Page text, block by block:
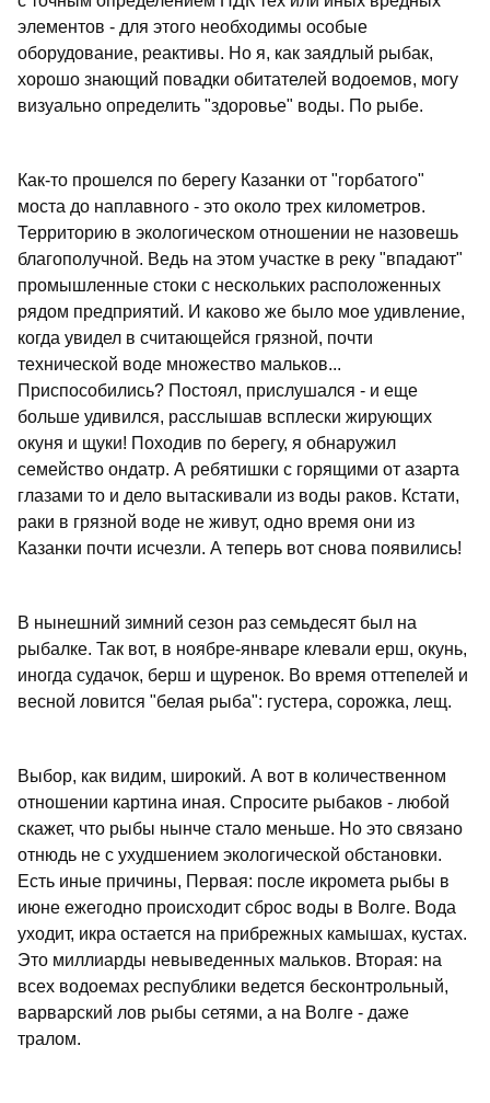
элементов - для этого необходимы особые
оборудование, реактивы. Но я, как заядлый рыбак,
хорошо знающий повадки обитателей водоемов, могу
визуально определить "здоровье" воды. По рыбе.
Как-то прошелся по берегу Казанки от "горбатого"
моста до наплавного - это около трех километров.
Территорию в экологическом отношении не назовешь
благополучной. Ведь на этом участке в реку "впадают"
промышленные стоки с нескольких расположенных
рядом предприятий. И каково же было мое удивление,
когда увидел в считающейся грязной, почти
технической воде множество мальков...
Приспособились? Постоял, прислушался - и еще
больше удивился, расслышав всплески жирующих
окуня и щуки! Походив по берегу, я обнаружил
семейство ондатр. А ребятишки с горящими от азарта
глазами то и дело вытаскивали из воды раков. Кстати,
раки в грязной воде не живут, одно время они из
Казанки почти исчезли. А теперь вот снова появились!
В нынешний зимний сезон раз семьдесят был на
рыбалке. Так вот, в ноябре-январе клевали ерш, окунь,
иногда судачок, берш и щуренок. Во время оттепелей и
весной ловится "белая рыба": густера, сорожка, лещ.
Выбор, как видим, широкий. А вот в количественном
отношении картина иная. Спросите рыбаков - любой
скажет, что рыбы нынче стало меньше. Но это связано
отнюдь не с ухудшением экологической обстановки.
Есть иные причины, Первая: после икромета рыбы в
июне ежегодно происходит сброс воды в Волге. Вода
уходит, икра остается на прибрежных камышах, кустах.
Это миллиарды невыведенных мальков. Вторая: на
всех водоемах республики ведется бесконтрольный,
варварский лов рыбы сетями, а на Волге - даже
тралом.